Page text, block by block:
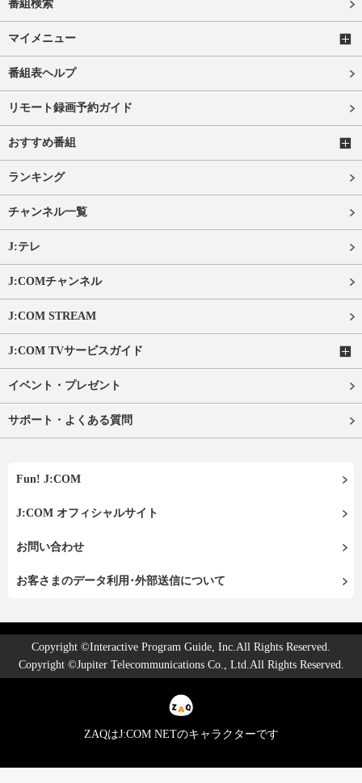
番組検索
マイメニュー
番組表ヘルプ
リモート録画予約ガイド
おすすめ番組
ランキング
チャンネル一覧
J:テレ
J:COMチャンネル
J:COM STREAM
J:COM TVサービスガイド
イベント・プレゼント
サポート・よくある質問
Fun! J:COM
J:COM オフィシャルサイト
お問い合わせ
お客さまのデータ利用･外部送信について
Copyright ©Interactive Program Guide, Inc.All Rights Reserved.
Copyright ©Jupiter Telecommunications Co., Ltd.All Rights Reserved.
ZAQはJ:COM NETのキャラクターです